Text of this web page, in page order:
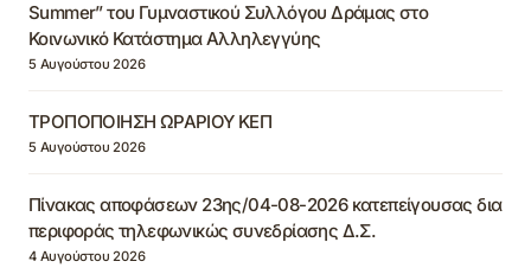
Summer” του Γυμναστικού Συλλόγου Δράμας στο
Κοινωνικό Κατάστημα Αλληλεγγύης
5 Αυγούστου 2026
ΤΡΟΠΟΠΟΙΗΣΗ ΩΡΑΡΙΟΥ ΚΕΠ
5 Αυγούστου 2026
Πίνακας αποφάσεων 23ης/04-08-2026 κατεπείγουσας δια
περιφοράς τηλεφωνικώς συνεδρίασης Δ.Σ.
4 Αυγούστου 2026